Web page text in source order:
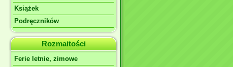
Książek
Podręczników
Rozmaitości
Ferie letnie, zimowe